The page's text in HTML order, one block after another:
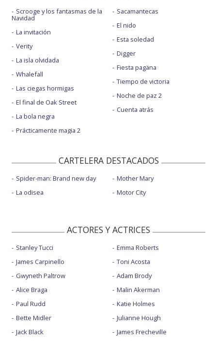
Scrooge y los fantasmas de la
Navidad
La invitación
Verity
La isla olvidada
Whalefall
Las ciegas hormigas
El final de Oak Street
La bola negra
Prácticamente magia 2
Sacamantecas
El nido
Esta soledad
Digger
Fiesta pagäna
Tiempo de victoria
Noche de paz 2
Cuenta atrás
CARTELERA DESTACADOS
Spider-man: Brand new day
La odisea
Mother Mary
Motor City
ACTORES Y ACTRICES
Stanley Tucci
James Carpinello
Gwyneth Paltrow
Alice Braga
Paul Rudd
Bette Midler
Jack Black
Emma Roberts
Toni Acosta
Adam Brody
Malin Akerman
Katie Holmes
Julianne Hough
James Frecheville